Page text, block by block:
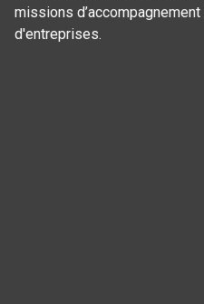
missions
d'entreprises.